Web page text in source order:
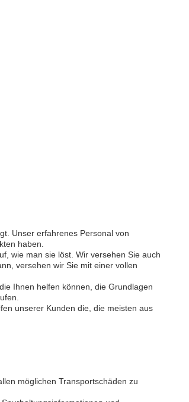
Unser erfahrenes Personal von
haben.
wie man sie löst. Wir versehen Sie auch
versehen wir Sie mit einer vollen
Ihnen helfen können, die Grundlagen
unserer Kunden die, die meisten aus
möglichen Transportschäden zu